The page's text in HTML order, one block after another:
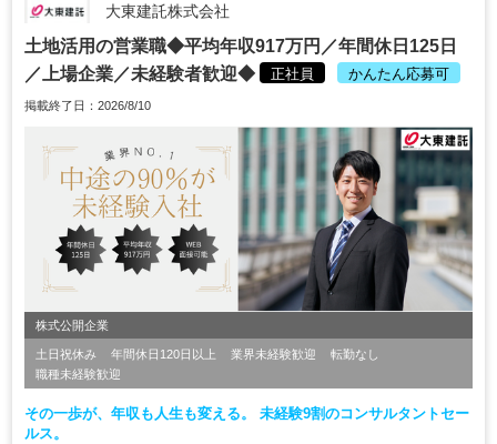
大東建託株式会社
土地活用の営業職◆平均年収917万円／年間休日125日
／上場企業／未経験者歓迎◆
正社員 かんたん応募可
掲載終了日：2026/8/10
株式公開企業
土日祝休み 年間休日120日以上 業界未経験歓迎
転勤なし
職種未経験歓迎
その一歩が、年収も人生も変える。 未経験9割のコンサルタントセー
ルス。